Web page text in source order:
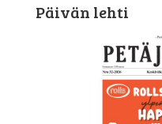
Päivän lehti